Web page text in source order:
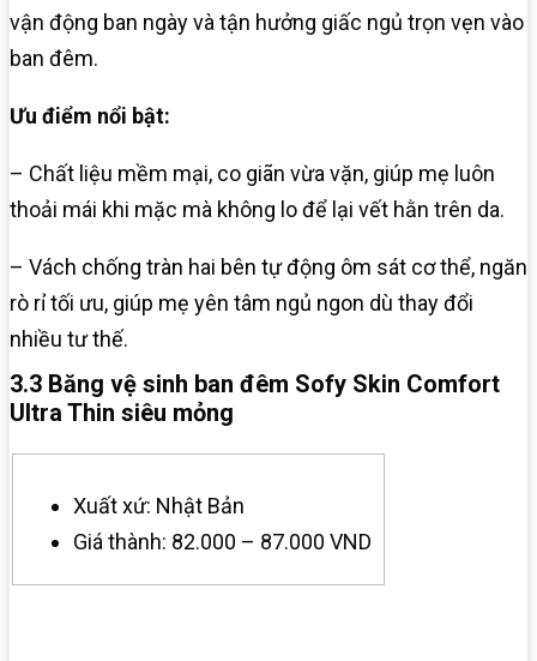
vận động ban ngày và tận hưởng giấc ngủ trọn vẹn vào
ban đêm.
Ưu điểm nổi bật:
– Chất liệu mềm mại, co giãn vừa vặn, giúp mẹ luôn
thoải mái khi mặc mà không lo để lại vết hằn trên da.
– Vách chống tràn hai bên tự động ôm sát cơ thể, ngăn
rò rỉ tối ưu, giúp mẹ yên tâm ngủ ngon dù thay đổi
nhiều tư thế.
3.3 Băng vệ sinh ban đêm Sofy Skin Comfort
Ultra Thin siêu mỏng
Xuất xứ: Nhật Bản
Giá thành: 82.000 – 87.000 VND